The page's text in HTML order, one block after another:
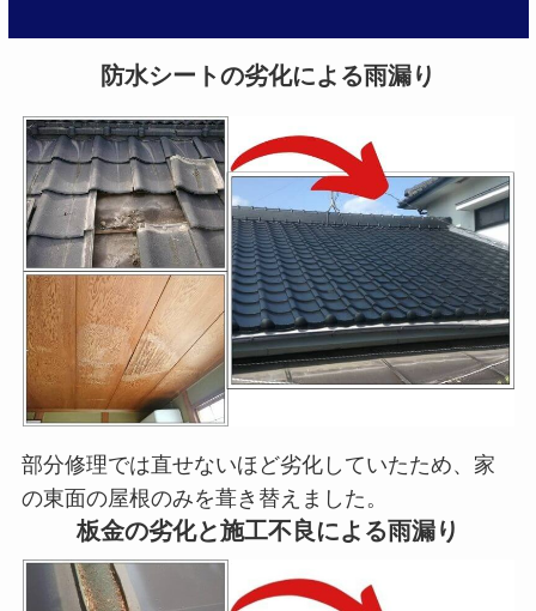
防水シートの劣化による雨漏り
部分修理では直せないほど劣化していたため、家
の東面の屋根のみを葺き替えました。
板金の劣化と施工不良による雨漏り